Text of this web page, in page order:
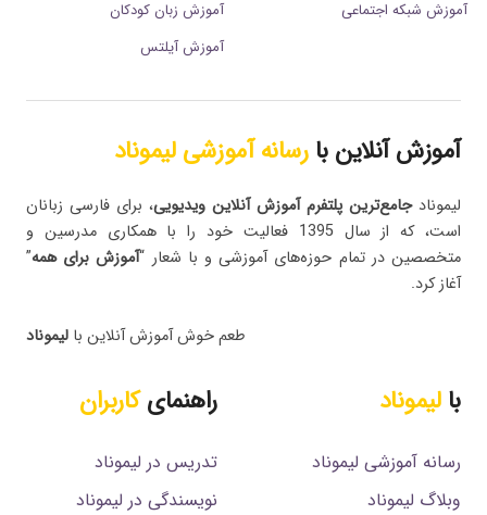
آموزش شبکه اجتماعی
آموزش زبان کودکان
آموزش آیلتس
آموزش آنلاین بارسانه آموزشی لیموناد
لیمونادجامع‌ترین پلتفرم‌ آموزش آنلاین ویدیویی، برای فارسی زبانان
است، که از سال 1395 فعالیت خود را با همکاری مدرسین و
متخصصین در تمام حوزه‌های آموزشی و با شعار “آموزش برای همه”
آغاز کرد.
طعم خوش آموزش آنلاین با لیموناد
بالیموناد
رسانه آموزشی لیموناد
وبلاگ لیموناد
راهنمایکاربران
تدریس در لیموناد
نویسندگی در لیموناد